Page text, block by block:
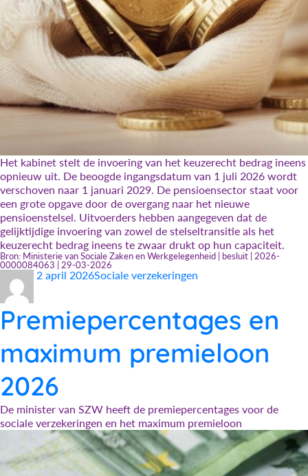
Het kabinet stelt de invoering van het keuzerecht bedrag ineens
opnieuw uit. De beoogde ingangsdatum van 1 juli 2026 wordt
verschoven naar 1 januari 2029. De pensioensector staat voor
een grote opgave door de overgang naar het nieuwe
pensioenstelsel. Uitvoerders hebben aangegeven dat de
gelijktijdige invoering van zowel de stelseltransitie als het
keuzerecht bedrag ineens te zwaar drukt op hun capaciteit.
Bron: Ministerie van Sociale Zaken en Werkgelegenheid | besluit | 2026-
0000084063 | 29-03-2026
Auteur
Geplaatst
2 april 2026Categorieën
Sociale verzekeringen
Premiepercentages en
maximum premieloon
2026
De minister van SZW heeft de premiepercentages voor de
sociale verzekeringen en het maximum premieloon